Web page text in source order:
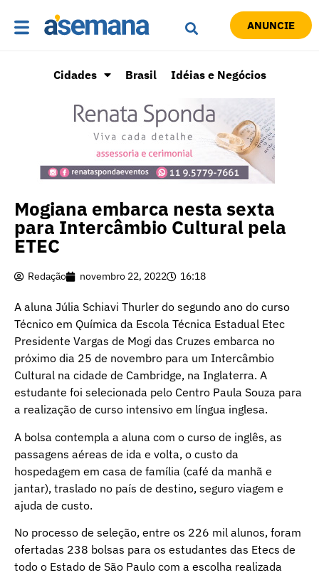
ANUNCIE
Cidades Brasil Idéias e Negócios
Mogiana embarca nesta sexta
para Intercâmbio Cultural pela
ETEC
Redação novembro 22, 2022 16:18
A aluna Júlia Schiavi Thurler do segundo ano do curso
Técnico em Química da Escola Técnica Estadual Etec
Presidente Vargas de Mogi das Cruzes embarca no
próximo dia 25 de novembro para um Intercâmbio
Cultural na cidade de Cambridge, na Inglaterra. A
estudante foi selecionada pelo Centro Paula Souza para
a realização de curso intensivo em língua inglesa.
A bolsa contempla a aluna com o curso de inglês, as
passagens aéreas de ida e volta, o custo da
hospedagem em casa de família (café da manhã e
jantar), traslado no país de destino, seguro viagem e
ajuda de custo.
No processo de seleção, entre os 226 mil alunos, foram
ofertadas 238 bolsas para os estudantes das Etecs de
todo o Estado de São Paulo com a escolha realizada